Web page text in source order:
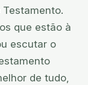
que estão à
escutar o
de tudo,